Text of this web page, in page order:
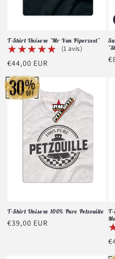
T-Shirt Unisexe "Mr Van Piperzeel"
★★★★★
★★★★★ (1 avis)
Prix
habituel
€44,00 EUR
T-Shirt Unisexe 100% Pure Petzouille
Prix
€39,00 EUR
T-